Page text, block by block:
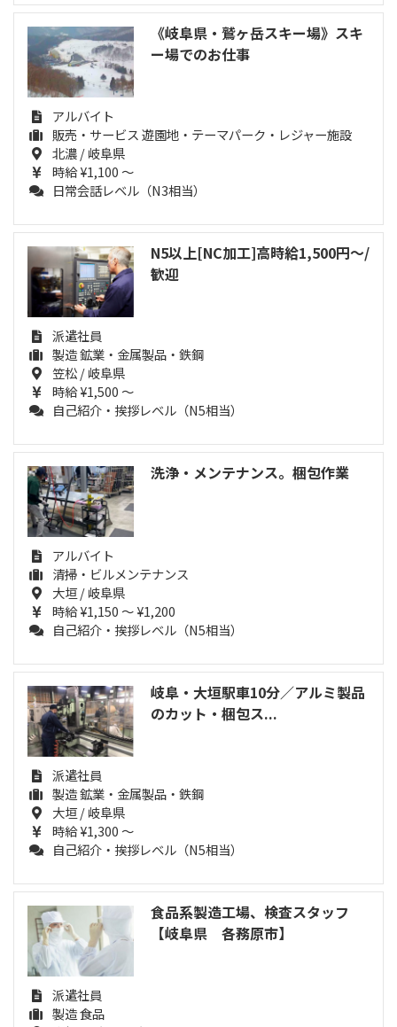
《岐阜県・鷲ヶ岳スキー場》スキ
ー場でのお仕事
アルバイト
販売・サービス 遊園地・テーマパーク・レジャー施設
北濃 / 岐阜県
時給 ¥1,100 ～
日常会話レベル（N3相当）
N5以上[NC加工]高時給1,500円～/
歓迎
派遣社員
製造 鉱業・金属製品・鉄鋼
笠松 / 岐阜県
時給 ¥1,500 ～
自己紹介・挨拶レベル（N5相当）
洗浄・メンテナンス。梱包作業
アルバイト
清掃・ビルメンテナンス
大垣 / 岐阜県
時給 ¥1,150 ～ ¥1,200
自己紹介・挨拶レベル（N5相当）
岐阜・大垣駅車10分／アルミ製品
のカット・梱包ス...
派遣社員
製造 鉱業・金属製品・鉄鋼
大垣 / 岐阜県
時給 ¥1,300 ～
自己紹介・挨拶レベル（N5相当）
食品系製造工場、検査スタッフ
【岐阜県 各務原市】
派遣社員
製造 食品